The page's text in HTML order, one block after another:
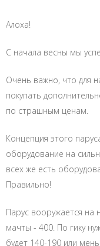
Алоха!
С начала весны мы
Очень важно, что для
покупать
по страшным ценам.
Концепция этого
оборудование на
всех же есть
Правильно!
Парус вооружается
мачты - 400. По гику
будет 140-190 или